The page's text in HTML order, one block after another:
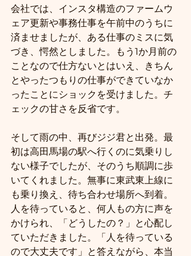
会社では、インスタ構造のファームウ
ェア更新や事務仕事を午前中のうちに
済ませましたが、ある仕事のミスに気
づき、愕然としました。もう1か月前の
ことなので仕方ないとはいえ、きちん
とやったつもりの仕事ができていなか
ったことにショックを受けました。チ
ェックの甘さを反省です。
そして雨の中、再びジジ君と出発。最
初は高田馬場の駅へ行くのに気乗りし
ない様子でしたが、そのうち順調に歩
いてくれました。無事に東武東上線に
も乗り換え、待ち合わせ場所へ到着。
人を待っていると、何人もの方に声を
かけられ、「どうしたの？」と心配し
ていただきました。「人を待っている
ので大丈夫です」と答えながら、本当